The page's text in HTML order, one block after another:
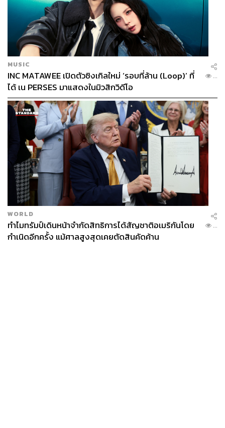
MUSIC
INC MATAWEE เปิดตัวซิงเกิลใหม่ ‘รอบที่ล้าน (Loop)’ ที่
ได้ เน PERSES มาแสดงในมิวสิกวิดีโอ
...
WORLD
ทำไมทรัมป์เดินหน้าจำกัดสิทธิการได้สัญชาติอเมริกันโดย
กำเนิดอีกครั้ง แม้ศาลสูงสุดเคยตัดสินคัดค้าน
...